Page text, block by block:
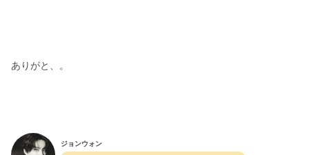
ありがと、。
ジョンウォン